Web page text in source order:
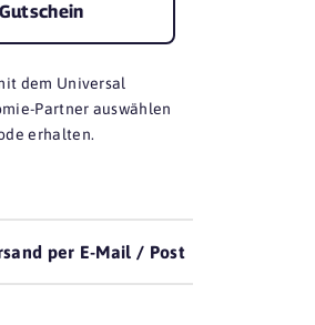
dem Universal
Partner auswählen
erhalten.
per E-Mail / Post